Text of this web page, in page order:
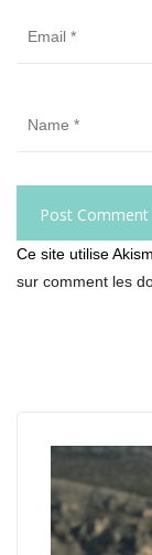
Ce site utilise
sur comment les